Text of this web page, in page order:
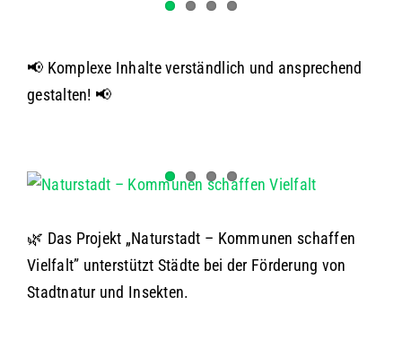
📢 Komplexe Inhalte verständlich und ansprechend
gestalten! 📢
🌿 Das Projekt „Naturstadt – Kommunen schaffen
Vielfalt” unterstützt Städte bei der Förderung von
Stadtnatur und Insekten.